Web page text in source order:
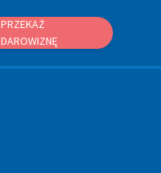
PRZEKAŻ
DAROWIZNĘ